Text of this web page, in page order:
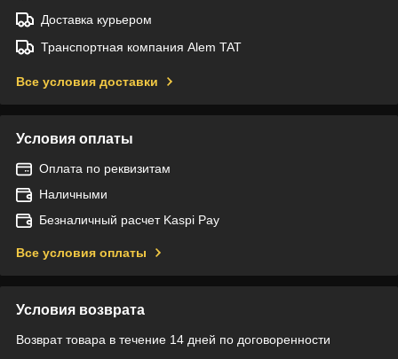
Доставка курьером
Транспортная компания Alem TAT
Все условия доставки
Условия оплаты
Оплата по реквизитам
Наличными
Безналичный расчет Kaspi Pay
Все условия оплаты
Условия возврата
Возврат товара в течение 14 дней по договоренности